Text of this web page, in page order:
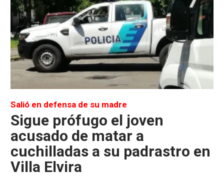
Salió en defensa de su madre
Sigue prófugo el joven
acusado de matar a
cuchilladas a su padrastro en
Villa Elvira